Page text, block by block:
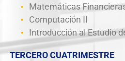
Matemáticas
Computación II
Introducción al Estudio
TERCERO CUATRIMESTRE